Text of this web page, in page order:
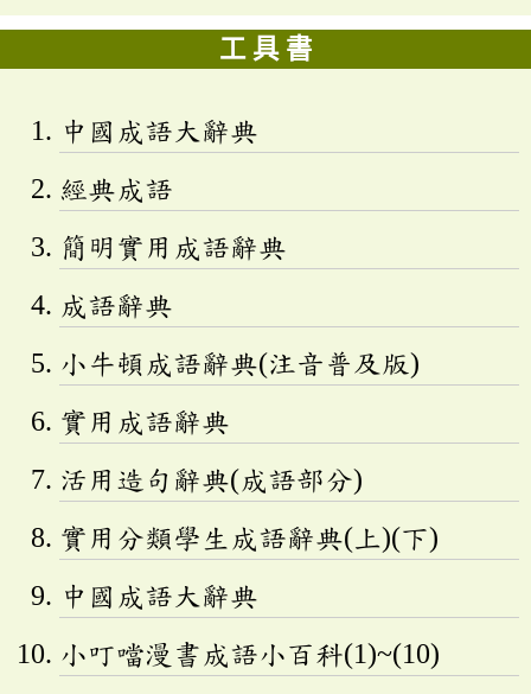
工 具 書
中國成語大辭典
經典成語
簡明實用成語辭典
成語辭典
小牛頓成語辭典(注音普及版)
實用成語辭典
活用造句辭典(成語部分)
實用分類學生成語辭典(上)(下)
中國成語大辭典
小叮噹漫書成語小百科(1)~(10)